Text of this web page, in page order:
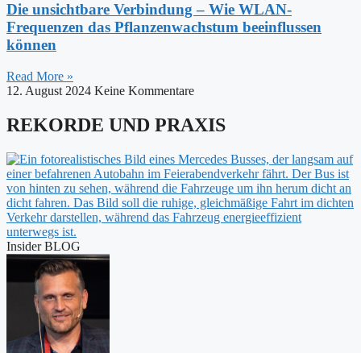
Die unsichtbare Verbindung – Wie WLAN-
Frequenzen das Pflanzenwachstum beeinflussen
können
Read More »
12. August 2024 Keine Kommentare
REKORDE UND PRAXIS
Insider BLOG